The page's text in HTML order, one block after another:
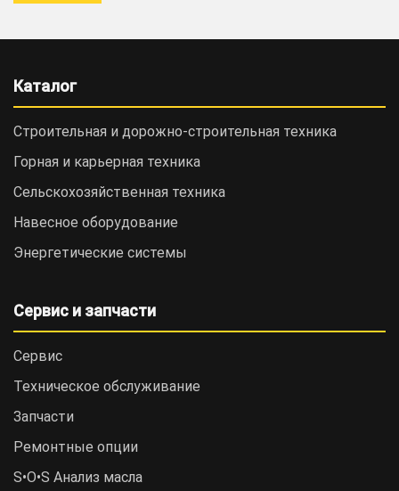
Каталог
Строительная и дорожно-cтроительная техника
Горная и карьерная техника
Сельскохозяйственная техника
Навесное оборудование
Энергетические системы
Сервис и запчасти
Сервис
Техническое обслуживание
Запчасти
Ремонтные опции
S•O•S Анализ масла